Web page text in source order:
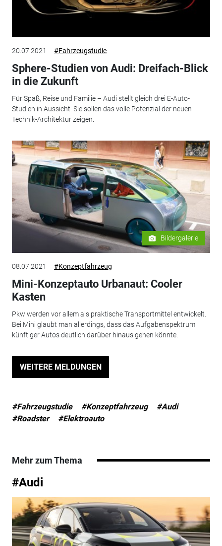
20.07.2021 #Fahrzeugstudie
Sphere-Studien von Audi: Dreifach-Blick
in die Zukunft
Für Spaß, Reise und Familie – Audi stellt gleich drei E-Auto-
Studien in Aussicht. Sie sollen das volle Potenzial der neuen
Technik-Architektur zeigen.
Bildergalerie
08.07.2021 #Konzeptfahrzeug
Mini-Konzeptauto Urbanaut: Cooler
Kasten
Pkw werden vor allem als praktische Transportmittel entwickelt.
Bei Mini glaubt man allerdings, dass das Aufgabenspektrum
künftiger Autos deutlich darüber hinaus gehen könnte.
WEITERE MELDUNGEN
#Fahrzeugstudie #Konzeptfahrzeug
#Audi
#Roadster
#Elektroauto
Mehr zum Thema
#Audi